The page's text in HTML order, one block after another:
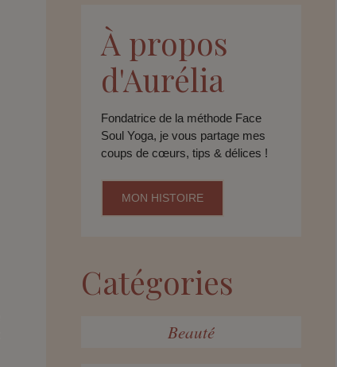
À propos
d'Aurélia
Fondatrice de la méthode Face
Soul Yoga, je vous partage mes
coups de cœurs, tips & délices !
MON HISTOIRE
Catégories
Beauté